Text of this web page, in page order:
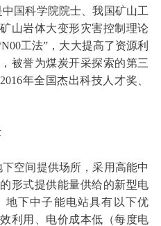
国科学院院士、我国矿山工
山岩体大变形灾害控制理论
工法”，大大提高了资源利
被誉为煤炭开采探索的第三
年全国杰出科技人才奖、
空间提供场所，采用高能中
形式提供能量供给的新型电
地下中子能电站具有以下优
利用、电价成本低（每度电